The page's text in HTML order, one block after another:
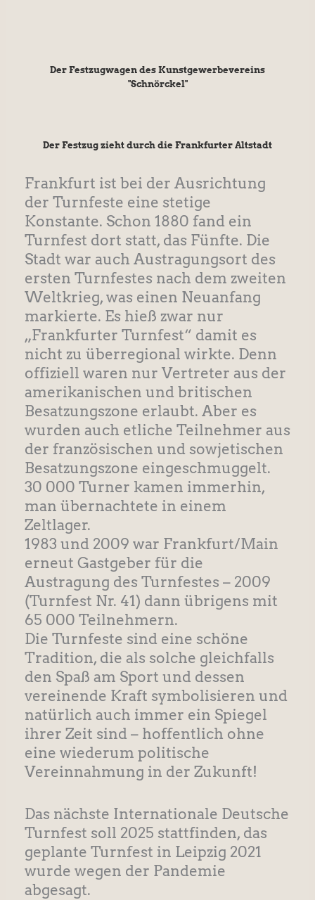
Der Festzugwagen des Kunstgewerbevereins
"Schnörckel"
Der Festzug zieht durch die Frankfurter Altstadt
Frankfurt ist bei der Ausrichtung
der Turnfeste eine stetige
Konstante. Schon 1880 fand ein
Turnfest dort statt, das Fünfte. Die
Stadt war auch Austragungsort des
ersten Turnfestes nach dem zweiten
Weltkrieg, was einen Neuanfang
markierte. Es hieß zwar nur
„Frankfurter Turnfest“ damit es
nicht zu überregional wirkte. Denn
offiziell waren nur Vertreter aus der
amerikanischen und britischen
Besatzungszone erlaubt. Aber es
wurden auch etliche Teilnehmer aus
der französischen und sowjetischen
Besatzungszone eingeschmuggelt.
30 000 Turner kamen immerhin,
man übernachtete in einem
Zeltlager.
1983 und 2009 war Frankfurt/Main
erneut Gastgeber für die
Austragung des Turnfestes – 2009
(Turnfest Nr. 41) dann übrigens mit
65 000 Teilnehmern.
Die Turnfeste sind eine schöne
Tradition, die als solche gleichfalls
den Spaß am Sport und dessen
vereinende Kraft symbolisieren und
natürlich auch immer ein Spiegel
ihrer Zeit sind – hoffentlich ohne
eine wiederum politische
Vereinnahmung in der Zukunft!
Das nächste Internationale Deutsche
Turnfest soll 2025 stattfinden, das
geplante Turnfest in Leipzig 2021
wurde wegen der Pandemie
abgesagt.